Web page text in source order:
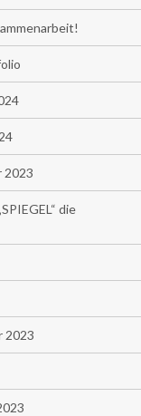
2023
die
2023